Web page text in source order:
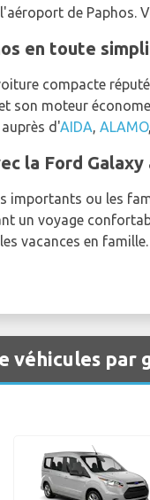
de Paphos.
en toute
compacte
son moteur
d'AIDA, ALAMO,
la Ford Galaxy
importants ou les
un voyage
vacances en
véhicules